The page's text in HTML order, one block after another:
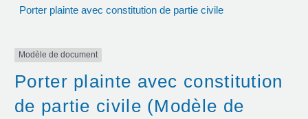
Porter plainte avec constitution de partie civile
Modèle de document
Porter plainte avec constitution
de partie civile (Modèle de